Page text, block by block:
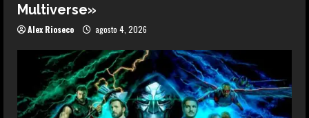
Multiverse»
Alex Rioseco agosto 4, 2026